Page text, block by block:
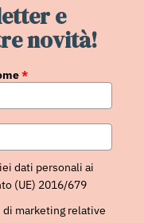
e
novità!
*
dati personali ai
(UE) 2016/679
marketing relative